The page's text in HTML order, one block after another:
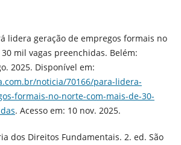
lidera geração de empregos formais no
mil vagas preenchidas. Belém:
2025. Disponível em:
noticia/70166/para-lidera-
formais-no-norte-com-mais-de-30-
. Acesso em: 10 nov. 2025.
dos Direitos Fundamentais. 2. ed. São